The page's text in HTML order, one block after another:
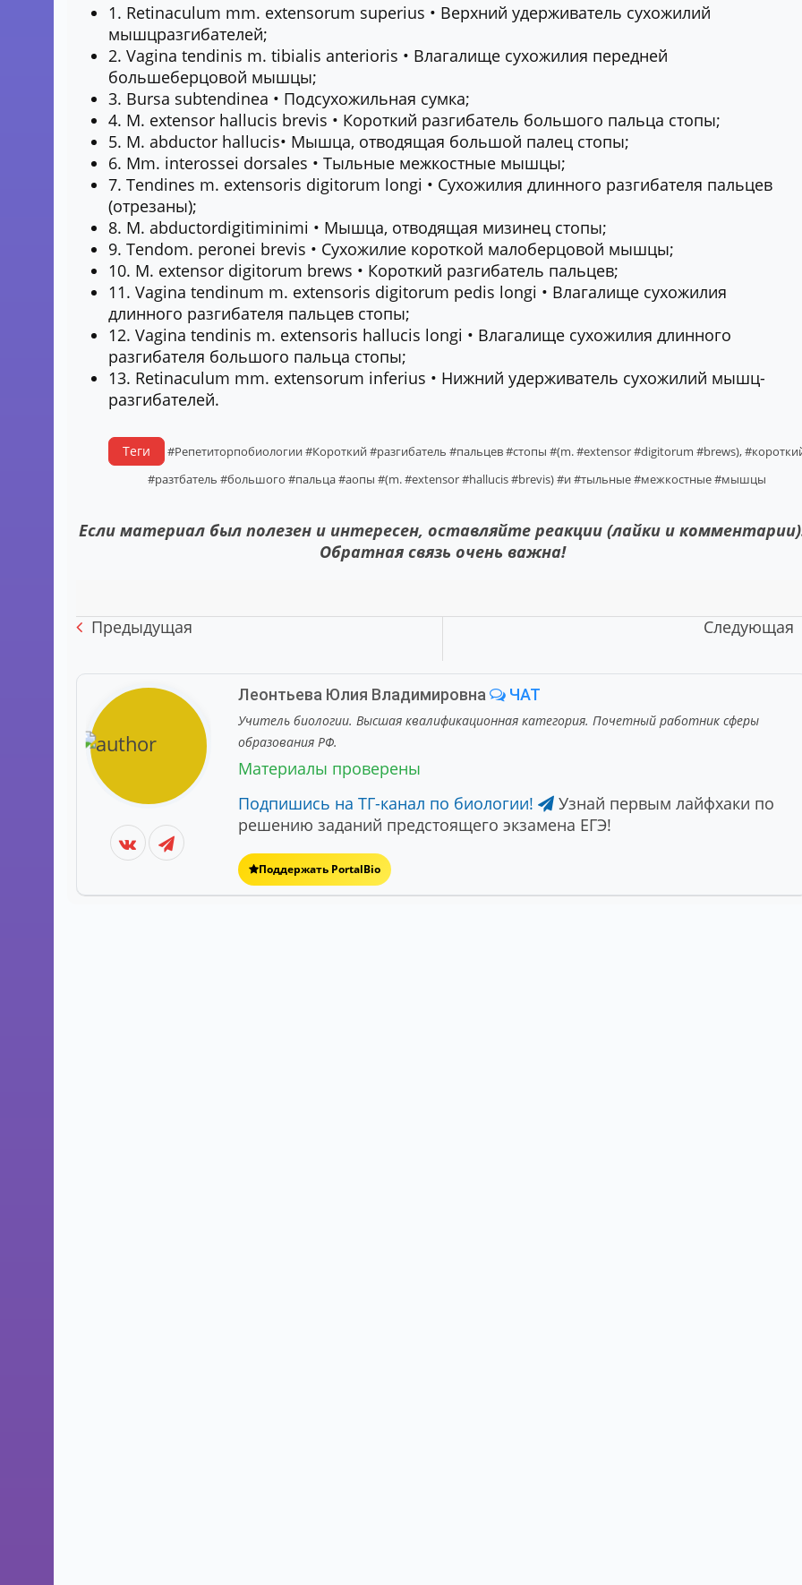
1. Retinaculum mm. extensorum superius • Верхний удерживатель сухожилий
мышцразгибателей;
2. Vagina tendinis m. tibialis anterioris • Влагалище сухожилия передней
большеберцовой мышцы;
3. Bursa subtendinea • Подсухожильная сумка;
4. М. extensor hallucis brevis • Короткий разгибатель большого пальца стопы;
5. М. abductor hallucis• Мышца, отводящая большой палец стопы;
6. Mm. interossei dorsales • Тыльные межкостные мышцы;
7. Tendines m. extensoris digitorum longi • Сухожилия длинного разгибателя пальцев
(отрезаны);
8. М. abductordigitiminimi • Мышца, отводящая мизинец стопы;
9. Tendom. peronei brevis • Сухожилие короткой малоберцовой мышцы;
10. М. extensor digitorum brews • Короткий разгибатель пальцев;
11. Vagina tendinum m. extensoris digitorum pedis longi • Влагалище сухожилия
длинного разгибателя пальцев стопы;
12. Vagina tendinis m. extensoris hallucis longi • Влагалище сухожилия длинного
разгибателя большого пальца стопы;
13. Retinaculum mm. extensorum inferius • Нижний удерживатель сухожилий мышц-
разгибателей.
Теги #Репетиторпобиологии#Короткий#разгибатель #пальцев#стопы #(m.#extensor#digitorum #brews),
#разтбатель #большого #пальца#аопы #(m.#extensor#hallucis#brevis)#и#тыльные#межкостные#мышцы
Если материал был полезен и интересен, оставляйте реакции (лайки и
Обратная связь очень важна!
Предыдущая Следующая
Леонтьева Юлия Владимировна ЧАТ
Учитель биологии. Высшая квалификационная категория. Почетный работник сферы
образования РФ.
Материалы проверены
Подпишись на ТГ-канал по биологии!
Узнай первым лайфхаки по
решению заданий предстоящего экзамена ЕГЭ!
Поддержать PortalBio